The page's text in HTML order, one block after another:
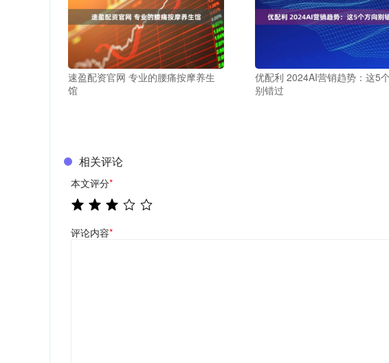
速盈配资官网 专业的腰痛按摩养生
馆
优配利 2024AI营销趋势：这5
别错过
相关评论
本文评分*
评论内容*